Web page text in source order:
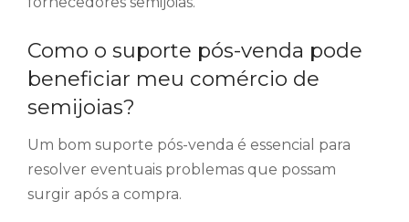
Como o suporte pós-venda pode
beneficiar meu comércio de
semijoias?
Um bom suporte pós-venda é essencial para
resolver eventuais problemas que possam
surgir após a compra.